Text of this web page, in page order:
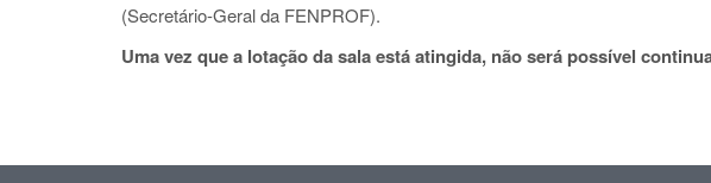
(Secretário-Geral da FENPROF).
Uma vez que a lotação da sala está atingida, não será possível